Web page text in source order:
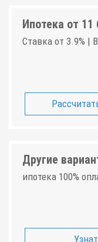
Ипотека от 11
Ставка от 3.9% |
Другие
ипотека 100%